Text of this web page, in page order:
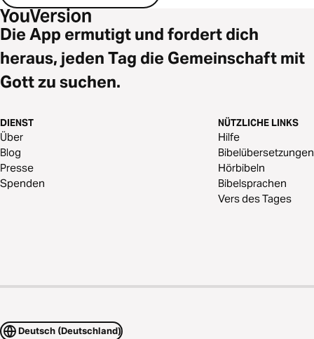
Die App ermutigt und fordert dich
heraus, jeden Tag die Gemeinschaft mit
Gott zu suchen.
DIENST
Über
Blog
Presse
Spenden
NÜTZLICHE LINKS
Hilfe
Bibelübersetzungen
Hörbibeln
Bibelsprachen
Vers des Tages
Deutsch (Deutschland)